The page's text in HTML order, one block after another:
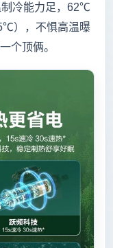
冷能力足，62℃
），不惧高温曝
个顶俩。